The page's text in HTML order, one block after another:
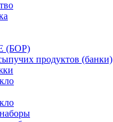
(БОР)
продуктов (банки)